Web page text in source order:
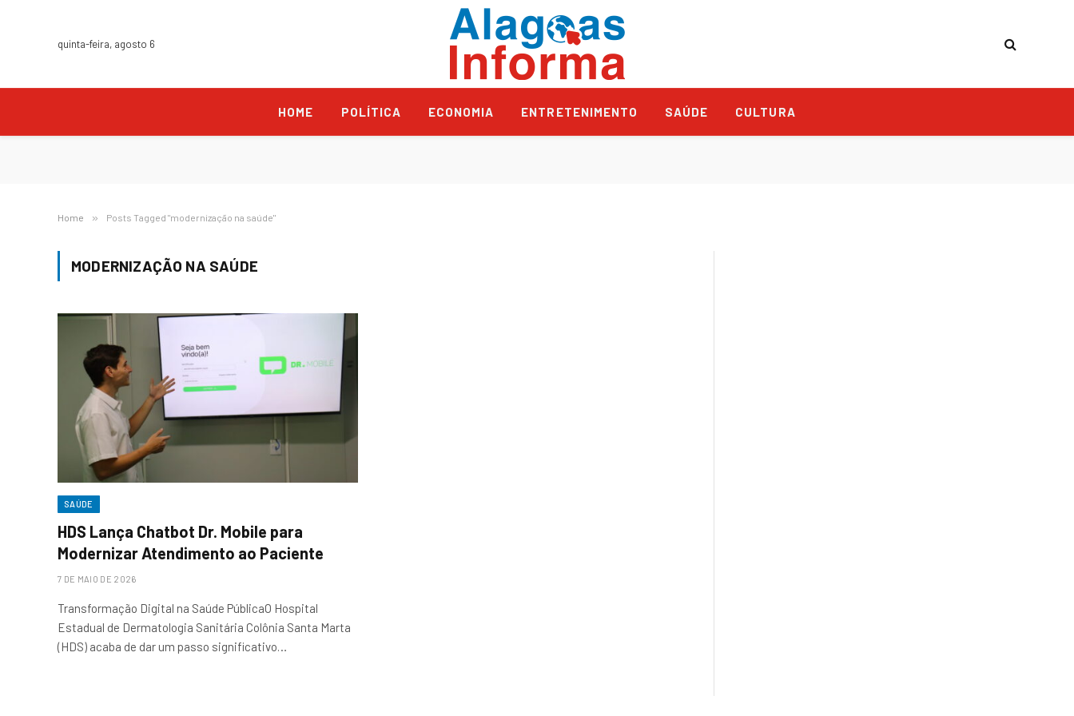
quinta-feira, agosto 6
HOME POLÍTICA ECONOMIA ENTRETENIMENTO SAÚDE CULTURA
Home » Posts Tagged "modernização na saúde"
MODERNIZAÇÃO NA SAÚDE
SAÚDE
HDS Lança Chatbot Dr. Mobile para
Modernizar Atendimento ao Paciente
7 DE MAIO DE 2026
Transformação Digital na Saúde PúblicaO Hospital
Estadual de Dermatologia Sanitária Colônia Santa Marta
(HDS) acaba de dar um passo significativo…